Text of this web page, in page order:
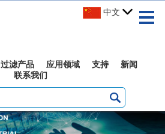
中文
过滤产品 应用领域 支持
新闻
联系我们